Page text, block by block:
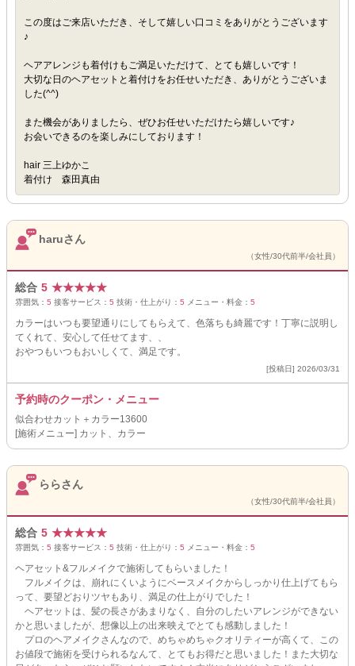
この度はご来店いただき、そして嬉しい口コミをありがとうございます
♪
ヘアアレンジも着付けもご満足いただけて、とても嬉しいです！
大切な日のヘアセットと着付けをお任せいただき、ありがとうございま
した(^^)
また機会がありましたら、ぜひお任せいただけたら嬉しいです♪
お会いできるのを楽しみにしております！
hair 三上ゆかこ
着付け 森田真由
haruさん
（女性/30代前半/会社員）
総合 5 ★★★★★
雰囲気： 5 接客サービス： 5 技術・仕上がり： 5 メニュー・料金： 5
カラーはいつも要望通りにしてもらえて、色落ちも綺麗です！丁寧に説明し
てくれて、安心して任せてます、、
おやつもいつもおいしくて、満足です。
[投稿日] 2026/03/31
予約時のクーポン・メニュー
似合わせカット＋カラー13600
[施術メニュー] カット、カラー
ららさん
（女性/30代前半/会社員）
総合 5 ★★★★★
雰囲気： 5 接客サービス： 5 技術・仕上がり： 5 メニュー・料金： 5
ヘアセット&フルメイクで施術してもらいました！
フルメイクは、崩れにくいようにベースメイクからしっかり仕上げてもら
って、要望どおりツヤもあり、満足の仕上がりでした！
ヘアセットは、髪の長さがあまりなく、自分のしたいアレンジができない
かと思いましたが、想像以上の出来映えでとても感動しました！
プロのヘアメイクさんなので、めちゃめちゃクオリティーが高くて、この
お値段で施術を受けられるなんて、とてもお得だと思いました！また大切な